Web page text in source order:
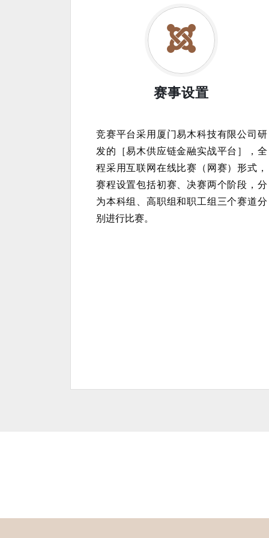
赛事设置
竞赛平台采用厦门易木科技有限公司研
发的［易木供应链金融实战平台］，全
程采用互联网在线比赛（网赛）形式，
赛程设置包括初赛、决赛两个阶段，分
为本科组、高职组和职工组三个赛道分
别进行比赛。